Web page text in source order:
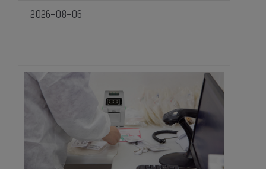
2026-08-06